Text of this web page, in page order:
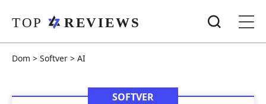
Dom > Softver > AI
SOFTVER